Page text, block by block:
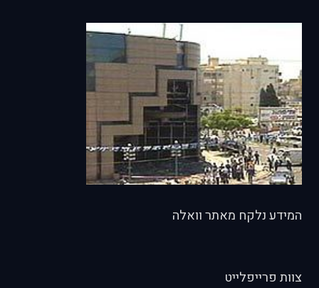
המידע נלקח מאתר וואלה
צוות פרייפלייט